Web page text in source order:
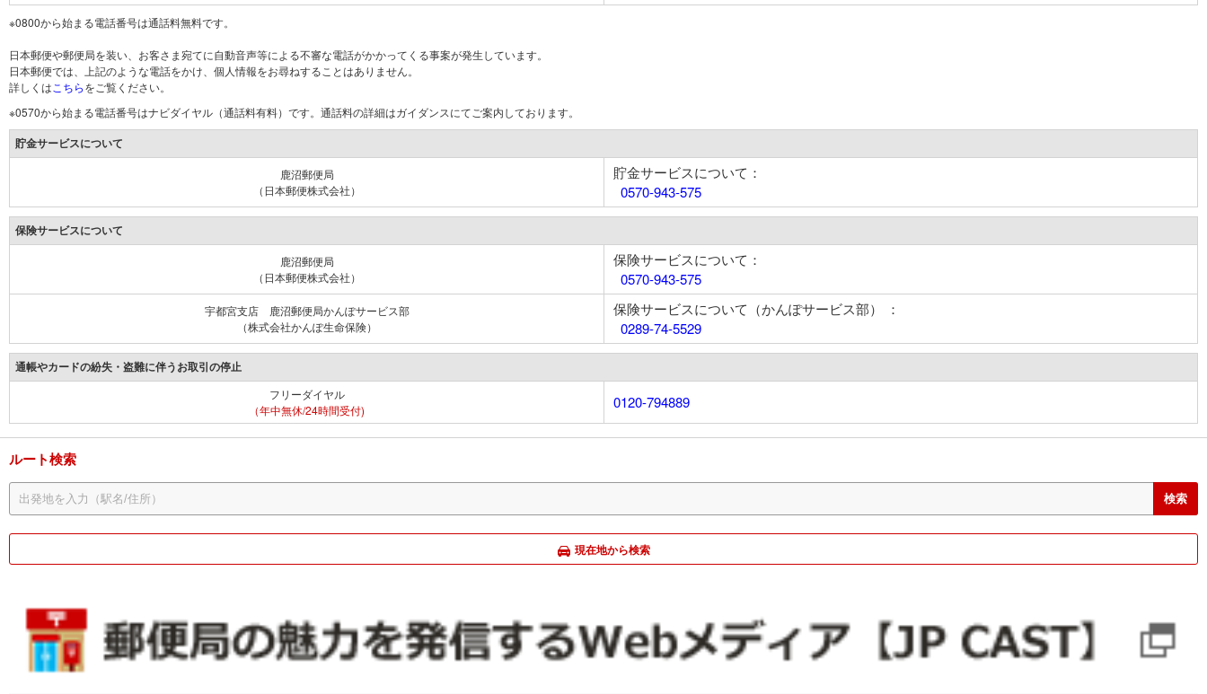
※0800から始まる電話番号は通話料無料です。
日本郵便や郵便局を装い、お客さま宛てに自動音声等による不審な電話がかかってくる事案が発生しています。
日本郵便では、上記のような電話をかけ、個人情報をお尋ねすることはありません。
詳しくは こちらをご覧ください。
※0570から始まる電話番号はナビダイヤル（通話料有料）です。通話料の詳細はガイダンスにてご案内しております。
貯金サービスについて
鹿沼郵便局
（日本郵便株式会社）
貯金サービスについて：
0570-943-575
保険サービスについて
鹿沼郵便局
（日本郵便株式会社）
保険サービスについて：
0570-943-575
宇都宮支店 鹿沼郵便局かんぽサービス部
（株式会社かんぽ生命保険）
保険サービスについて（かんぽサービス部） ：
0289-74-5529
通帳やカードの紛失・盗難に伴うお取引の停止
フリーダイヤル
（年中無休/24時間受付)
0120-794889
ルート検索
現在地から検索